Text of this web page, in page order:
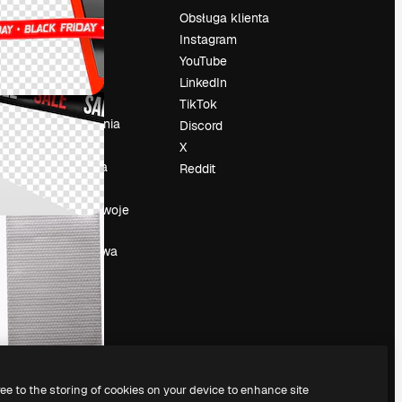
Cennik
O nas
Reviews
Kariera
Trendy
wyszukiwania
Blog
Wydarzenia
Slidesgo
Sprzedaj swoje
treści
Sala prasowa
Szukasz
magnific.ai
Obsługa klienta
Instagram
YouTube
LinkedIn
TikTok
Discord
X
Reddit
to the storing of cookies on your device to enhance site